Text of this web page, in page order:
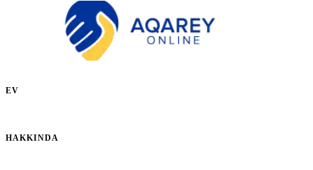
EV
HAKKINDA